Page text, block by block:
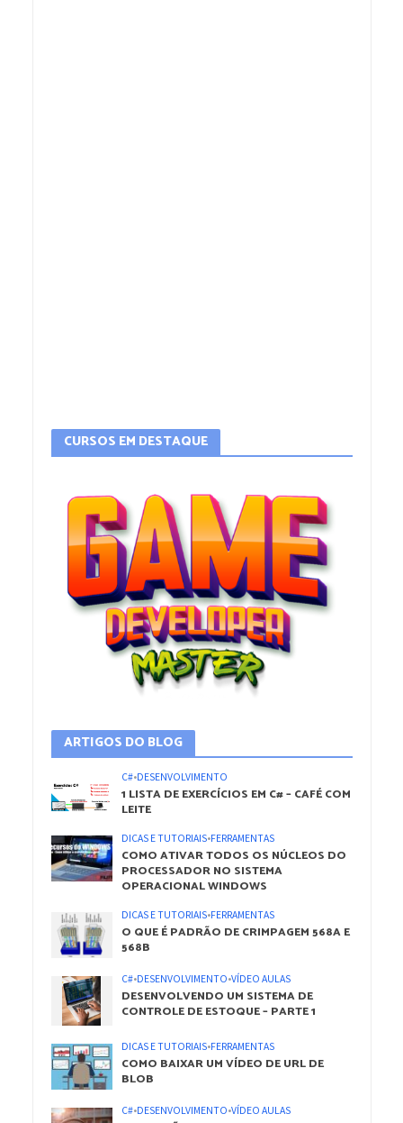
CURSOS EM DESTAQUE
ARTIGOS DO BLOG
C#•DESENVOLVIMENTO
1 LISTA DE EXERCÍCIOS EM C# – CAFÉ COM
LEITE
DICAS E TUTORIAIS•FERRAMENTAS
COMO ATIVAR TODOS OS NÚCLEOS DO
PROCESSADOR NO SISTEMA
OPERACIONAL WINDOWS
DICAS E TUTORIAIS•FERRAMENTAS
O QUE É PADRÃO DE CRIMPAGEM 568A E
568B
C#•DESENVOLVIMENTO•VÍDEO AULAS
DESENVOLVENDO UM SISTEMA DE
CONTROLE DE ESTOQUE – PARTE 1
DICAS E TUTORIAIS•FERRAMENTAS
COMO BAIXAR UM VÍDEO DE URL DE
BLOB
C#•DESENVOLVIMENTO•VÍDEO AULAS